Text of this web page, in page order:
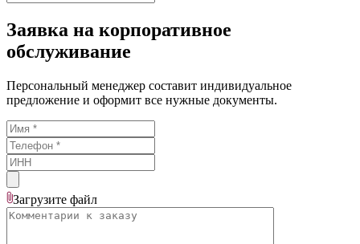
Заявка на корпоративное
обслуживание
Персональный менеджер составит индивидуальное
предложение и оформит все нужные документы.
Загрузите файл